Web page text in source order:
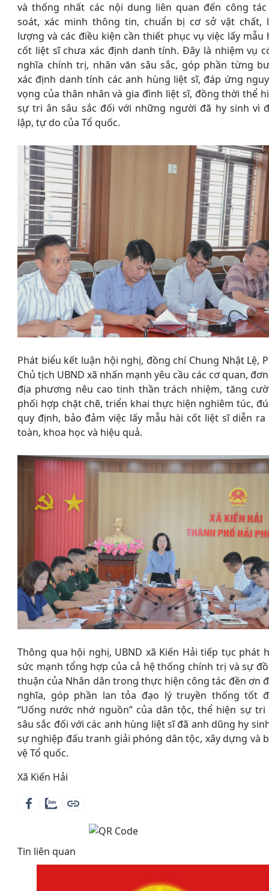
và thống nhất các nội dung liên quan đến công
soát, xác minh thông tin, chuẩn bị cơ sở vật chất,
lượng và các điều kiện cần thiết phục vụ việc lấy mẫu
cốt liệt sĩ chưa xác định danh tính. Đây là nhiệm vụ
nghĩa chính trị, nhân văn sâu sắc, góp phần từng
xác định danh tính các anh hùng liệt sĩ, đáp ứng
vọng của thân nhân và gia đình liệt sĩ, đồng thời thể
sự tri ân sâu sắc đối với những người đã hy sinh vì
lập, tự do của Tổ quốc.
Phát biểu kết luận hội nghị, đồng chí Chung Nhật Lệ,
Chủ tịch UBND xã nhấn mạnh yêu cầu các cơ quan,
địa phương nêu cao tinh thần trách nhiệm, tăng
phối hợp chặt chẽ, triển khai thực hiện nghiêm túc,
quy định, bảo đảm việc lấy mẫu hài cốt liệt sĩ diễn ra
toàn, khoa học và hiệu quả.
Thông qua hội nghị, UBND xã Kiến Hải tiếp tục phát
sức mạnh tổng hợp của cả hệ thống chính trị và sự
thuận của Nhân dân trong thực hiện công tác đền ơn
nghĩa, góp phần lan tỏa đạo lý truyền thống tốt
“Uống nước nhớ nguồn” của dân tộc, thể hiện sự tri
sâu sắc đối với các anh hùng liệt sĩ đã anh dũng hy
sự nghiệp đấu tranh giải phóng dân tộc, xây dựng và
vệ Tổ quốc.
Xã Kiến Hải
Tin liên quan